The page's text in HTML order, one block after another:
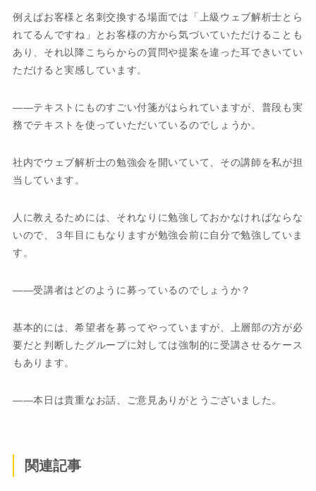
例えばお客様と名刺交換する場面では「上級ウェブ解析士とら
れてるんですね」とお客様の方から気づいていただけることも
あり、それ以降こちらからの質問や提案を違った耳できいてい
ただけると実感しています。
テキストにものすごい付箋がはられていますが、普段も実
務でテキストを使っていただいているのでしょうか。
社内でウェブ解析士の勉強会を開いていて、その講師を私が担
当しています。
人に教えるためには、それなりに勉強しておかなければならな
いので、３年目にもなりますが勉強会前に自分で勉強していま
す。
受講者はどのように募っているのでしょうか？
基本的には、希望者を募ってやっていますが、上層部の方が必
要だと判断したグループに対しては強制的に受講させるケース
もあります。
本日は貴重なお話、ご意見ありがとうございました。
関連記事